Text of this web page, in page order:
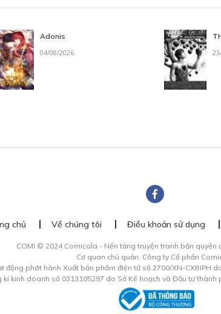
Adonis
04/08/2026
chủ Về chúng tôi Điều khoản sử dụng
COMI © 2024 Comicola - Nền tảng truyện tranh bản quyền
Cơ quan chủ quản: Công ty Cổ phần
động phát hành Xuất bản phẩm điện tử số 2700/XN-CXBIPH
kí kinh doanh số 0313105297 do Sở Kế hoạch và Đầu tư thành